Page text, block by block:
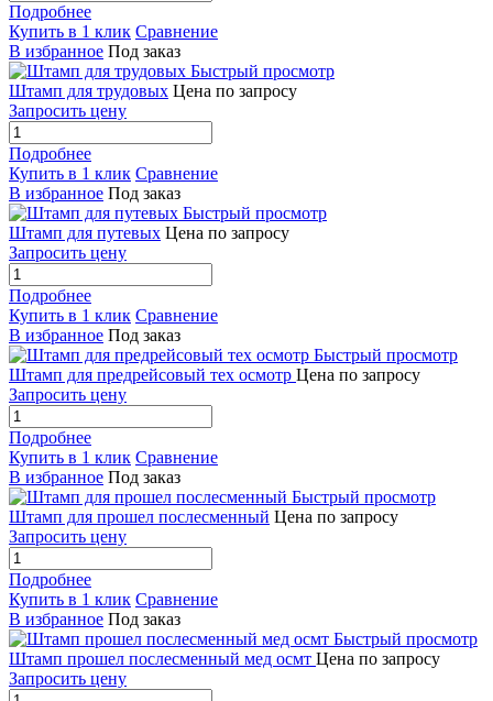
Подробнее
Купить в 1 клик Сравнение
В избранное Под заказ
Быстрый просмотр
Штамп для трудовых Цена по запросу
Запросить цену
Подробнее
Купить в 1 клик Сравнение
В избранное Под заказ
Быстрый просмотр
Штамп для путевых Цена по запросу
Запросить цену
Подробнее
Купить в 1 клик Сравнение
В избранное Под заказ
Быстрый просмотр
Штамп для предрейсовый тех осмотр Цена по запросу
Запросить цену
Подробнее
Купить в 1 клик Сравнение
В избранное Под заказ
Быстрый просмотр
Штамп для прошел послесменный Цена по запросу
Запросить цену
Подробнее
Купить в 1 клик Сравнение
В избранное Под заказ
Быстрый просмотр
Штамп прошел послесменный мед осмт Цена по запросу
Запросить цену